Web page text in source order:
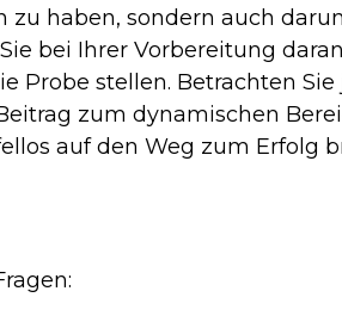
haben, sondern auch
bei Ihrer Vorbereitung
Probe stellen. Betrachten Sie
zum dynamischen
auf den Weg zum Erfolg